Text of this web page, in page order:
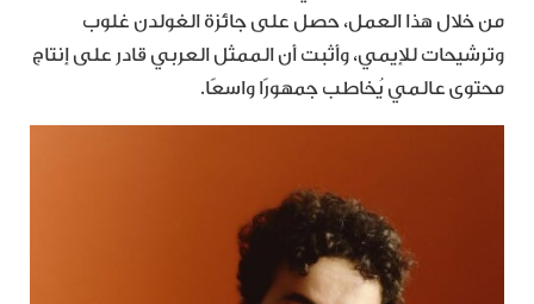
من خلال هذا العمل، حصل على جائزة الغولدن غلوب
وترشيحات للإيمي، وأثبت أن الممثل العربي قادر على إنتاج
محتوى عالمي يُخاطب جمهورًا واسعًا.